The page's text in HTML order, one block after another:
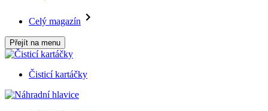
Celý magazín
Přejít na menu
Čisticí kartáčky